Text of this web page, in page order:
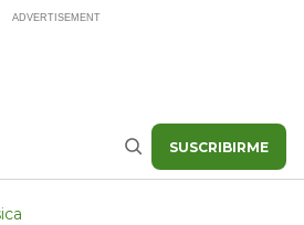
Buscar SUSCRIBIRME